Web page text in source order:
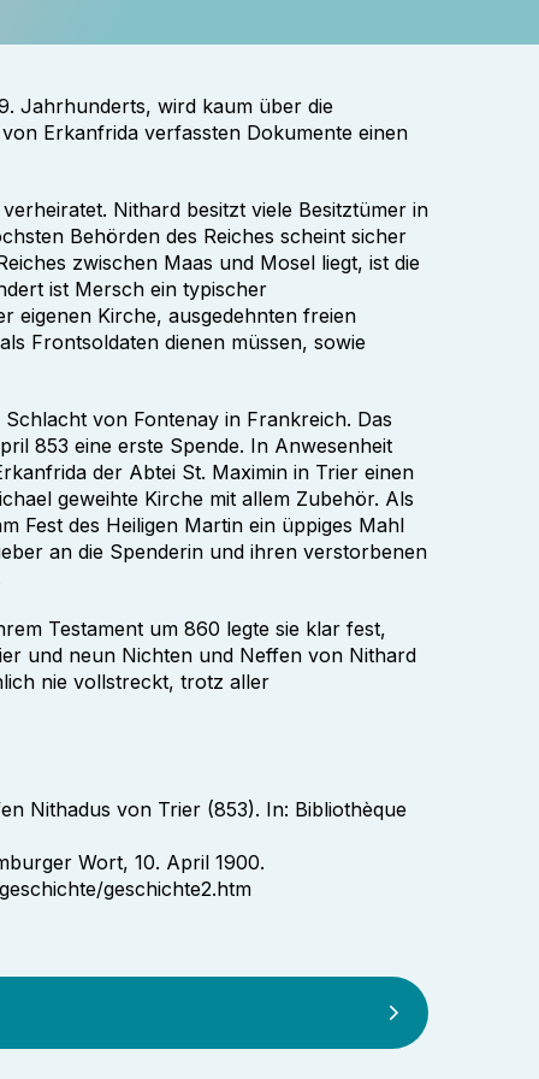
Jahrhunderts, wird kaum über die
Erkanfrida verfassten Dokumente einen
Nithard besitzt viele Besitztümer in
Behörden des Reiches scheint sicher
zwischen Maas und Mosel liegt, ist die
ist Mersch ein typischer
eigenen Kirche, ausgedehnten freien
Frontsoldaten dienen müssen, sowie
von Fontenay in Frankreich. Das
853 eine erste Spende. In Anwesenheit
der Abtei St. Maximin in Trier einen
geweihte Kirche mit allem Zubehör. Als
Fest des Heiligen Martin ein üppiges Mahl
an die Spenderin und ihren verstorbenen
Testament um 860 legte sie klar fest,
und neun Nichten und Neffen von Nithard
nie vollstreckt, trotz aller
Nithadus von Trier (853). In: Bibliothèque
Wort, 10. April 1900.
geschichte2.htm